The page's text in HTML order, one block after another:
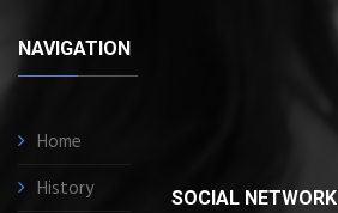
NAVIGATION
Home
History
SOCIAL NETWORK